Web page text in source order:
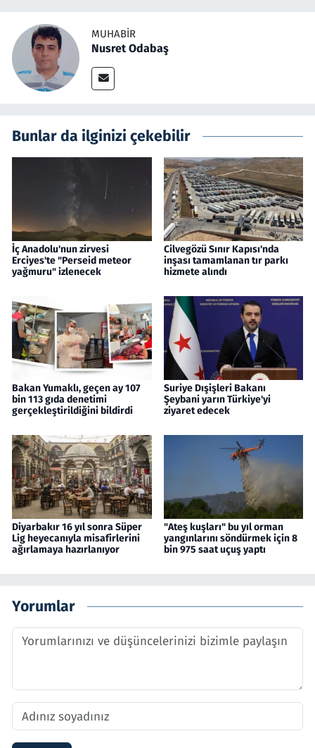
MUHABIR
Nusret Odabaş
Bunlar da ilginizi çekebilir
İç Anadolu'nun zirvesi
Erciyes'te "Perseid meteor
yağmuru" izlenecek
Cilvegözü Sınır Kapısı'nda
inşası tamamlanan tır parkı
hizmete alındı
Bakan Yumaklı, geçen ay 107
bin 113 gıda denetimi
gerçekleştirildiğini bildirdi
Suriye Dışişleri Bakanı
Şeybani yarın Türkiye'yi
ziyaret edecek
Diyarbakır 16 yıl sonra Süper
Lig heyecanıyla misafirlerini
ağırlamaya hazırlanıyor
"Ateş kuşları" bu yıl orman
yangınlarını söndürmek için 8
bin 975 saat uçuş yaptı
Yorumlar